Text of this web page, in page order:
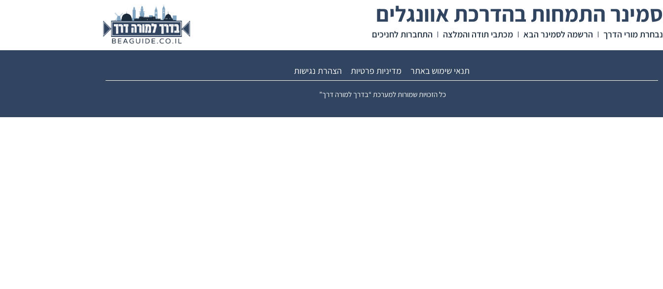
סמינר התמחות בהדרכת אוונגלים
נבחרת מורי הדרך הרשמה לסמינר הבא מכתבי תודה והמלצה התחברות לחניכים
תנאי שימוש באתר מדיניות פרטיות הצהרת נגישות
כל הזכויות שמורות למערכת “בדרך למורה דרך”